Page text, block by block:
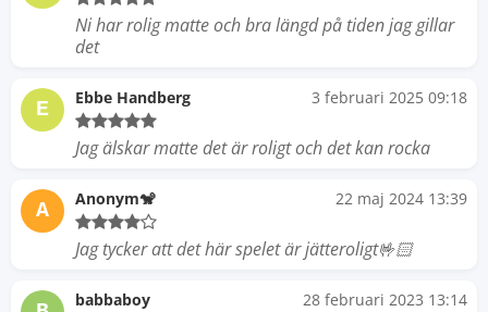
Ni har rolig matte och bra längd på tiden jag gillar
det
E Ebbe Handberg 3 februari 2025 09:18
Jag älskar matte det är roligt och det kan rocka
A Anonym🐒 22 maj 2024 13:39
Jag tycker att det här spelet är jätteroligt🤟🏻
babbaboy 28 februari 2023 13:14